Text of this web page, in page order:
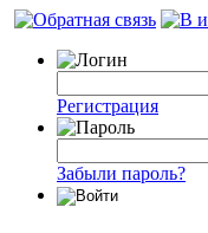
Регистрация
Забыли пароль?